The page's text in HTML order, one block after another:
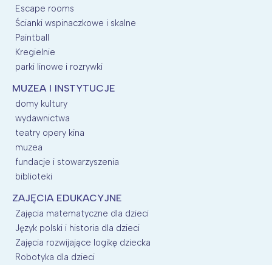
Escape rooms
Ścianki wspinaczkowe i skalne
Paintball
Kregielnie
parki linowe i rozrywki
MUZEA I INSTYTUCJE
domy kultury
wydawnictwa
teatry opery kina
muzea
fundacje i stowarzyszenia
biblioteki
ZAJĘCIA EDUKACYJNE
Zajęcia matematyczne dla dzieci
Język polski i historia dla dzieci
Zajęcia rozwijające logikę dziecka
Robotyka dla dzieci